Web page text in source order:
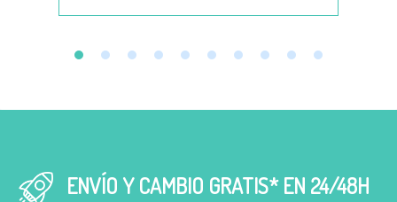
ENVÍO Y CAMBIO GRATIS* EN 24/48H